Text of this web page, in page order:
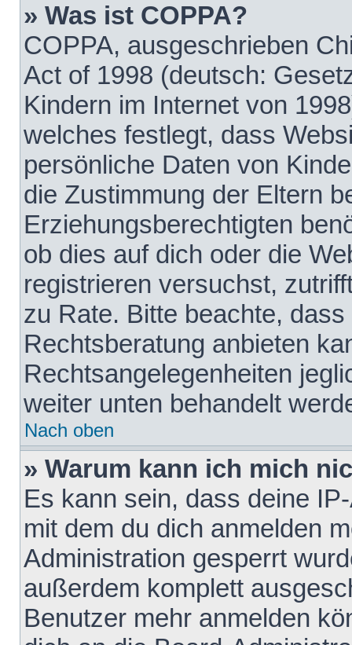
» Was ist COPPA?
COPPA, ausgeschrieben
Act of 1998 (deutsch:
Kindern im Internet von
welches festlegt, dass
persönliche Daten von
die Zustimmung der Eltern
Erziehungsberechtigten
ob dies auf dich oder die
registrieren versuchst,
zu Rate. Bitte beachte,
Rechtsberatung anbieten
Rechtsangelegenheiten
weiter unten behandelt
Nach oben
» Warum kann ich mich
Es kann sein, dass deine
mit dem du dich anmelden
Administration gesperrt
außerdem komplett
Benutzer mehr anmelden